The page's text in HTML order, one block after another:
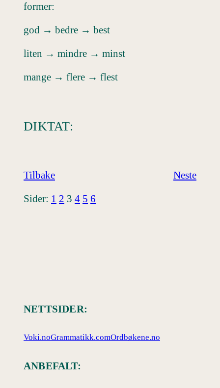
former:
god → bedre → best
liten → mindre → minst
mange → flere → flest
DIKTAT:
Tilbake
Neste
Sider: 1 2 3 4 5 6
NETTSIDER:
Voki.noGrammatikk.comOrdbøkene.no
ANBEFALT: